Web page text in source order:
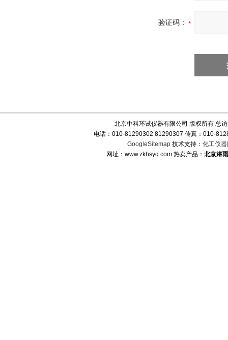
验证码：
北京中科环试仪器有限公司 版权所有 总
电话：010-81290302 81290307 传真：010-
GoogleSitemap技术支持： 化工仪器
网址：www.zkhsyq.com 热卖产品： 北京淋